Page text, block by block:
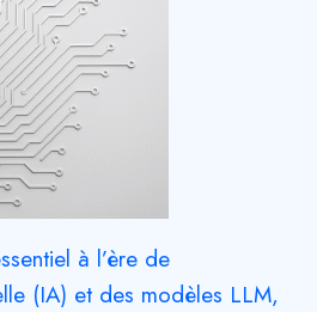
à l’ère de
(IA) et des modèles LLM,